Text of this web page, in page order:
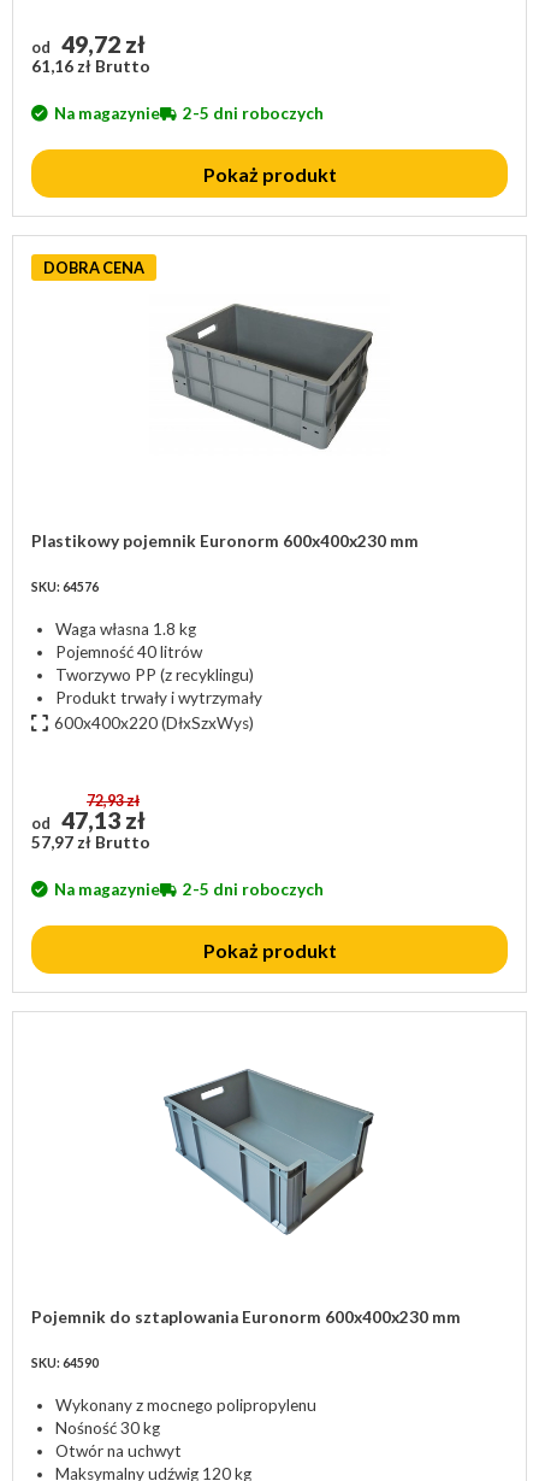
od 49,72 zł
61,16 zł Brutto
Na magazynie 2-5 dni roboczych
Pokaż produkt
DOBRA CENA
Plastikowy pojemnik Euronorm 600x400x230 mm
SKU: 64576
Waga własna 1.8 kg
Pojemność 40 litrów
Tworzywo PP (z recyklingu)
Produkt trwały i wytrzymały
600x400x220(DłxSzxWys)
od
72,93 zł
47,13 zł
57,97 zł Brutto
Na magazynie 2-5 dni roboczych
Pokaż produkt
Pojemnik do sztaplowania Euronorm 600x400x230 mm
SKU: 64590
Wykonany z mocnego polipropylenu
Nośność 30 kg
Otwór na uchwyt
Maksymalny udźwig 120 kg